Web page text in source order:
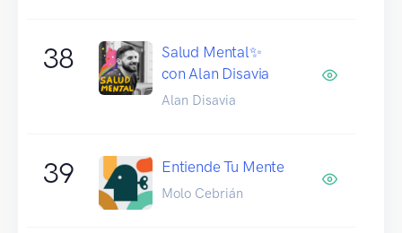
38
Salud Mental✨
con Alan Disavia
Alan Disavia
39 Entiende Tu Mente
Molo Cebrián